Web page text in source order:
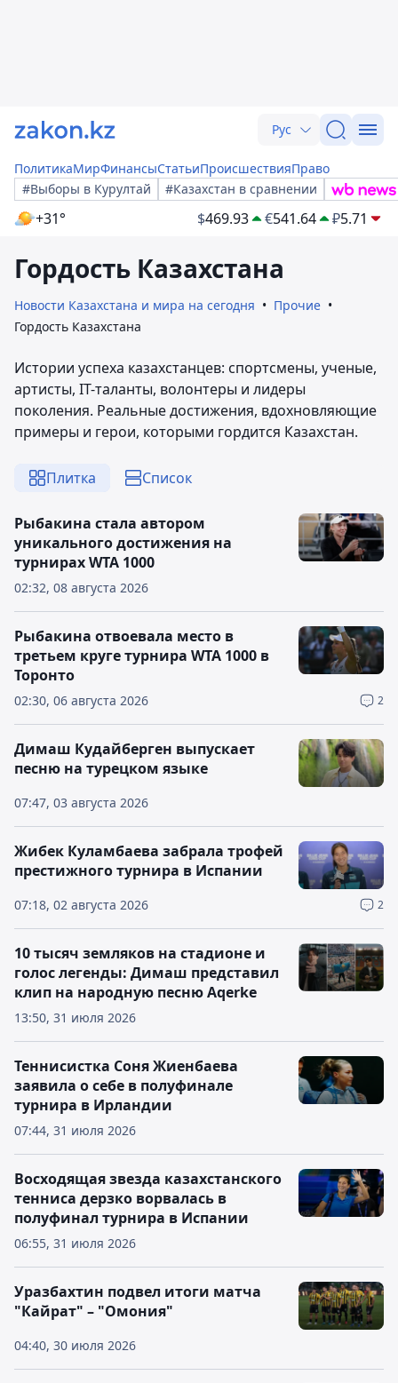
Рус
ПолитикаМирФинансыСтатьиПроисшествияПраво
#Выборы в Курултай
#Казахстан в сравнении
+31° $469.93 €541.64 ₽5.71
Гордость Казахстана
Новости Казахстана и мира на сегодня
Прочие
Гордость Казахстана
Истории успеха казахстанцев: спортсмены, ученые,
артисты, IT-таланты, волонтеры и лидеры
поколения. Реальные достижения, вдохновляющие
примеры и герои, которыми гордится Казахстан.
Плитка Список
02:32, 08 августа 2026
Рыбакина стала автором
уникального достижения на
турнирах WTA 1000
02:30, 06 августа 2026 2
Рыбакина отвоевала место в
третьем круге турнира WTA 1000 в
Торонто
07:47, 03 августа 2026
Димаш Кудайберген выпускает
песню на турецком языке
07:18, 02 августа 2026 2
Жибек Куламбаева забрала трофей
престижного турнира в Испании
13:50, 31 июля 2026
10 тысяч земляков на стадионе и
голос легенды: Димаш представил
клип на народную песню Aqerke
07:44, 31 июля 2026
Теннисистка Соня Жиенбаева
заявила о себе в полуфинале
турнира в Ирландии
06:55, 31 июля 2026
Восходящая звезда казахстанского
тенниса дерзко ворвалась в
полуфинал турнира в Испании
04:40, 30 июля 2026
Уразбахтин подвел итоги матча
"Кайрат" – "Омония"